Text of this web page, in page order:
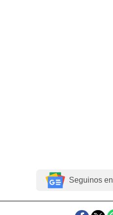
Seguinos en